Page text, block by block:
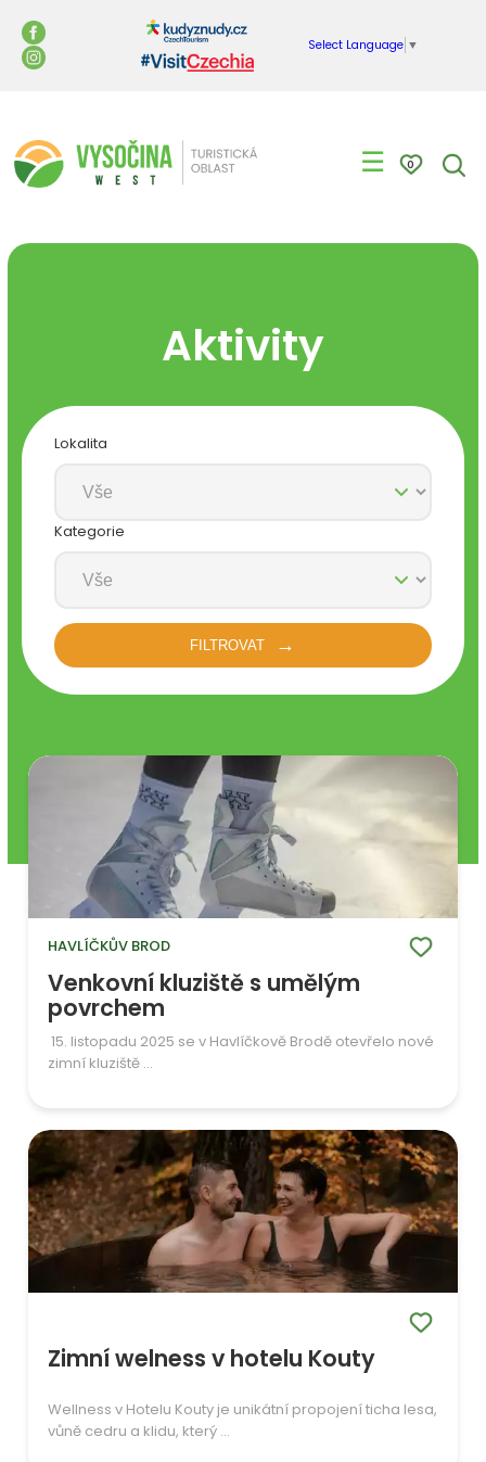
Select Language ▼
☰ 0
Aktivity
Lokalita
Kategorie
FILTROVAT
HAVLÍČKŮV BROD
Venkovní kluziště s umělým
povrchem
15. listopadu 2025 se v Havlíčkově Brodě otevřelo nové
zimní kluziště ...
Zimní welness v hotelu Kouty
Wellness v Hotelu Kouty je unikátní propojení ticha lesa,
vůně cedru a klidu, který ...